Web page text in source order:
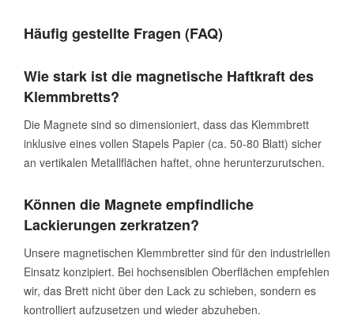
Häufig gestellte Fragen (FAQ)
Wie stark ist die magnetische Haftkraft des
Klemmbretts?
Die Magnete sind so dimensioniert, dass das Klemmbrett
inklusive eines vollen Stapels Papier (ca. 50-80 Blatt) sicher
an vertikalen Metallflächen haftet, ohne herunterzurutschen.
Können die Magnete empfindliche
Lackierungen zerkratzen?
Unsere magnetischen Klemmbretter sind für den industriellen
Einsatz konzipiert. Bei hochsensiblen Oberflächen empfehlen
wir, das Brett nicht über den Lack zu schieben, sondern es
kontrolliert aufzusetzen und wieder abzuheben.